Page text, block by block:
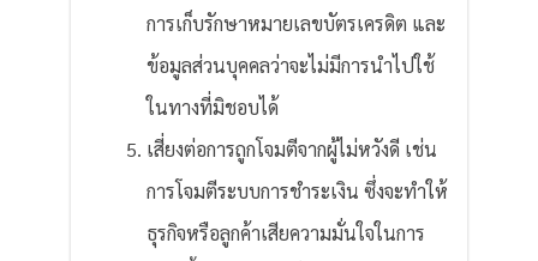
การเก็บรักษาหมายเลขบัตรเครดิต และ
ข้อมูลส่วนบุคคลว่าจะไม่มีการนำไปใช้
ในทางที่มิชอบได้
เสี่ยงต่อการถูกโจมตีจากผู้ไม่หวังดี เช่น
การโจมตีระบบการชำระเงิน ซึ่งจะทำให้
ธุรกิจหรือลูกค้าเสียความมั่นใจในการ